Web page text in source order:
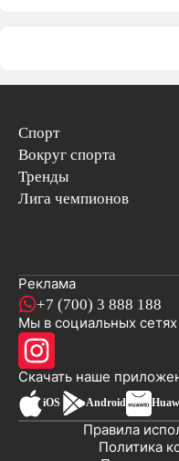
Спорт
Вокруг спорта
Тренды
Лига чемпионов
Реклама
+7 (700) 3 888 188
Мы в социальных сетях
Скачать наше
iOS Android
Политика
Правила